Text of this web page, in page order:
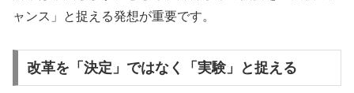
ャンス」と捉える発想が重要です。
改革を「決定」ではなく「実験」と捉える